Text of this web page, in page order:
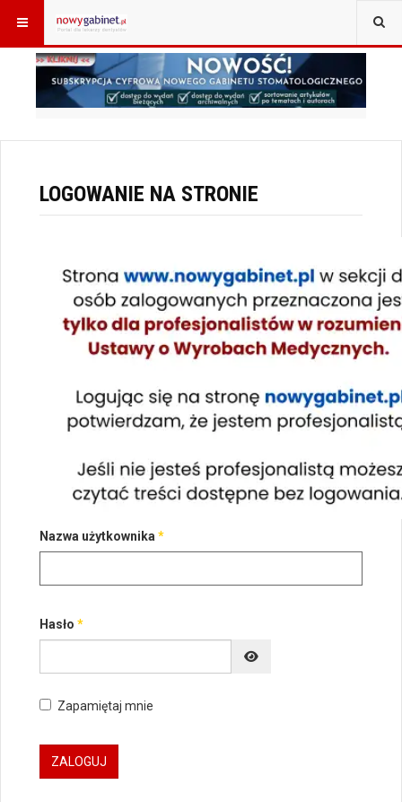
JESTEŚ TUTAJ: START
LOGOWANIE NA STRONIE
Nazwa użytkownika *
Hasło *
POKAŻ HASŁO
Zapamiętaj mnie
ZALOGUJ